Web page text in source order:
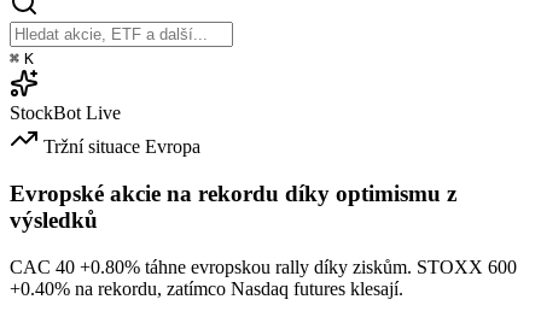
⌘ K
StockBot Live
Tržní situace Evropa
Evropské akcie na rekordu díky optimismu z
výsledků
CAC 40 +0.80% táhne evropskou rally díky ziskům. STOXX 600
+0.40% na rekordu, zatímco Nasdaq futures klesají.